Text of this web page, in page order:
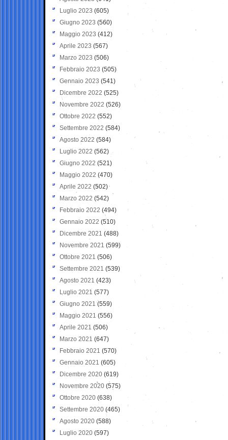
Luglio 2023 (605)
Giugno 2023 (560)
Maggio 2023 (412)
Aprile 2023 (567)
Marzo 2023 (506)
Febbraio 2023 (505)
Gennaio 2023 (541)
Dicembre 2022 (525)
Novembre 2022 (526)
Ottobre 2022 (552)
Settembre 2022 (584)
Agosto 2022 (584)
Luglio 2022 (562)
Giugno 2022 (521)
Maggio 2022 (470)
Aprile 2022 (502)
Marzo 2022 (542)
Febbraio 2022 (494)
Gennaio 2022 (510)
Dicembre 2021 (488)
Novembre 2021 (599)
Ottobre 2021 (506)
Settembre 2021 (539)
Agosto 2021 (423)
Luglio 2021 (577)
Giugno 2021(559)
Maggio 2021 (556)
Aprile 2021 (506)
Marzo 2021 (647)
Febbraio 2021 (570)
Gennaio 2021 (605)
Dicembre 2020 (619)
Novembre 2020 (575)
Ottobre 2020 (638)
Settembre 2020(465)
Agosto 2020 (588)
Luglio 2020 (597)